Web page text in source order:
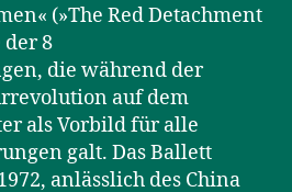
(»The Red Detachment
der 8
die während der
auf dem
als Vorbild für alle
galt. Das Ballett
anlässlich des China